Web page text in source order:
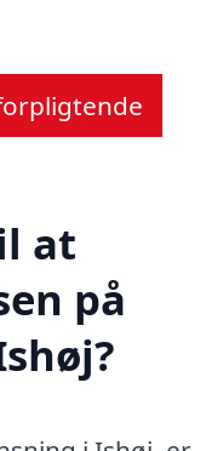
at
på